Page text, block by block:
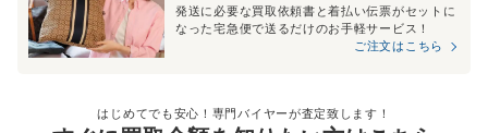
発送に必要な買取依頼書と着払い伝票がセットに
なった宅急便で送るだけのお手軽サービス！
ご注文はこちら
はじめてでも安心！専門バイヤーが査定致します！